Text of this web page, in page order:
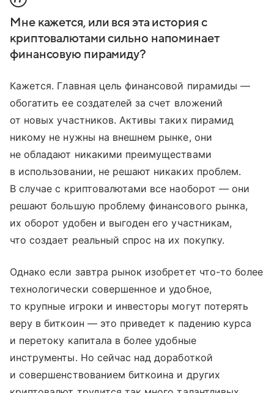
Мне кажется, или вся эта история с
криптовалютами сильно напоминает
финансовую пирамиду?
Кажется. Главная цель финансовой пирамиды —
обогатить ее создателей за счет вложений
от новых участников. Активы таких пирамид
никому не нужны на внешнем рынке, они
не обладают никакими преимуществами
в использовании, не решают никаких проблем.
В случае с криптовалютами все наоборот — они
решают большую проблему финансового рынка,
их оборот удобен и выгоден его участникам,
что создает реальный спрос на их покупку.
Однако если завтра рынок изобретет что-то более
технологически совершенное и удобное,
то крупные игроки и инвесторы могут потерять
веру в биткоин — это приведет к падению курса
и перетоку капитала в более удобные
инструменты. Но сейчас над доработкой
и совершенствованием биткоина и других